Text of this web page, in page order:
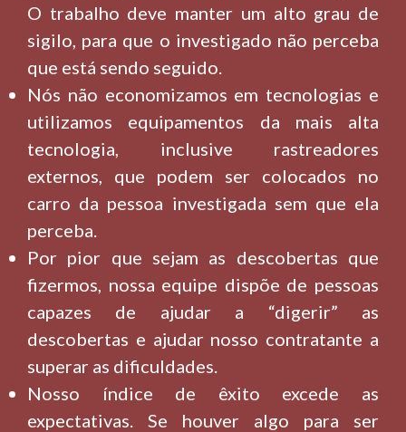
O trabalho deve manter um alto grau de
sigilo, para que o investigado não perceba
que está sendo seguido.
Nós não economizamos em tecnologias e
utilizamos equipamentos da mais alta
tecnologia, inclusive rastreadores
externos, que podem ser colocados no
carro da pessoa investigada sem que ela
perceba.
Por pior que sejam as descobertas que
fizermos, nossa equipe dispõe de pessoas
capazes de ajudar a “digerir” as
descobertas e ajudar nosso contratante a
superar as dificuldades.
Nosso índice de êxito excede as
expectativas. Se houver algo para ser